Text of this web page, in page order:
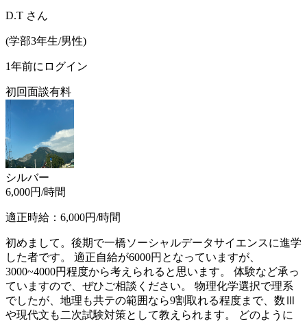
D.T さん
(学部3年生/男性)
1年前にログイン
初回面談有料
シルバー
6,000円/時間
適正時給： 6,000円/時間
初めまして。後期で一橋ソーシャルデータサイエンスに進学
した者です。 適正自給が6000円となっていますが、
3000~4000円程度から考えられると思います。 体験など承っ
ていますので、ぜひご相談ください。 物理化学選択で理系
でしたが、地理も共テの範囲なら9割取れる程度まで、数Ⅲ
や現代文も二次試験対策として教えられます。 どのように